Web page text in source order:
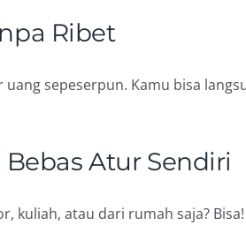
Ribet
uang sepeserpun. Kamu bisa
Atur Sendiri
kuliah, atau dari rumah saja?